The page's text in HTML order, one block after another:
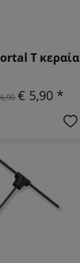
T κεραία
€ 5,90 *